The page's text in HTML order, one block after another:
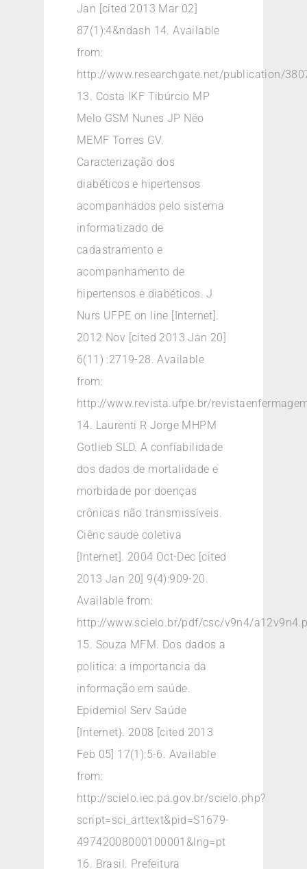
Jan [cited 2013 Mar 02]
87(1):4&ndash 14. Available
from:
http://www.researchgate.net/publication/
13. Costa IKF Tibúrcio MP
Melo GSM Nunes JP Néo
MEMF Torres GV.
Caracterização dos
diabéticos e hipertensos
acompanhados pelo sistema
informatizado de
cadastramento e
acompanhamento de
hipertensos e diabéticos. J
Nurs UFPE on line [Internet].
2012 Nov [cited 2013 Jan 20]
6(11) :2719-28. Available
from:
http://www.revista.ufpe.br/
14. Laurenti R Jorge MHPM
Gotlieb SLD. A confiabilidade
dos dados de mortalidade e
morbidade por doenças
crônicas não transmissíveis.
Ciênc saude coletiva
[Internet]. 2004 Oct-Dec [cited
2013 Jan 20] 9(4):909-20.
Available from:
http://www.scielo.br/pdf/csc/v9n4/
15. Souza MFM. Dos dados a
politica: a importancia da
informação em saúde.
Epidemiol Serv Saúde
[Internet}. 2008 [cited 2013
Feb 05] 17(1):5-6. Available
from:
http://scielo.iec.pa.gov.br/scielo.php?
script=sci_arttext&pid=S1679-
49742008000100001&lng=pt
16. Brasil. Prefeitura